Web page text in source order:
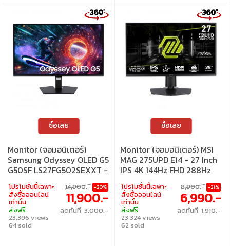
ซื้อเลย
Monitor (จอมอนิเตอร์)
Samsung Odyssey OLED G5
G50SF LS27FG502SEXXT -
27 Inch OLED 2K 180Hz
AMD FreeSync G-Sync
Compatible
โปรโมชั่นนี้เฉพาะ
สั่งซื้อออนไลน์
เท่านั้น
ส่งฟรี
23,396 views
64 sold
14,900.- -20%
11,900.-
ลดทันที 3,000.-
ซื้อเลย
Monitor (จอมอนิเตอร์) MSI
MAG 275UPD E14 - 27 Inch
IPS 4K 144Hz FHD 288Hz
Dual Mode Adaptive Sync
โปรโมชั่นนี้เฉพาะ
สั่งซื้อออนไลน์
เท่านั้น
ส่งฟรี
23,324 views
62 sold
8,900.- -21%
6,990.-
ลดทันที 1,910.-